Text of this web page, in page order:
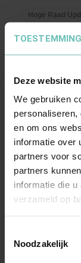
TOESTEMMING
Deze website
We gebruiken
en om ons
informatie over
partners voor
partners
informatie die
verzameld op
Noodzakelijk
op in HR 13
Hoge Raad
09 MAART
Uitspraak
16/04091)
berusting (art.
Hoge Raad